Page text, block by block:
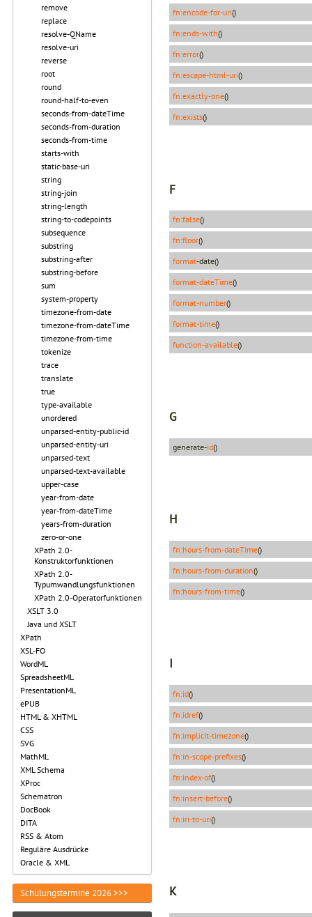
remove
replace
resolve-QName
resolve-uri
reverse
root
round
round-half-to-even
seconds-from-dateTime
seconds-from-duration
seconds-from-time
starts-with
static-base-uri
string
string-join
string-length
string-to-codepoints
subsequence
substring
substring-after
substring-before
sum
system-property
timezone-from-date
timezone-from-dateTime
timezone-from-time
tokenize
trace
translate
true
type-available
unordered
unparsed-entity-public-id
unparsed-entity-uri
unparsed-text
unparsed-text-available
upper-case
year-from-date
year-from-dateTime
years-from-duration
zero-or-one
XPath 2.0-
Konstruktorfunktionen
XPath 2.0-
Typumwandlungsfunktionen
XPath 2.0-Operatorfunktionen
XSLT 3.0
Java und XSLT
XPath
XSL-FO
WordML
SpreadsheetML
PresentationML
ePUB
HTML & XHTML
CSS
SVG
MathML
XML Schema
XProc
Schematron
DocBook
DITA
RSS & Atom
Reguläre Ausdrücke
Oracle & XML
Schulungstermine 2026 >>>
fn:encode-for-uri()
fn:ends-with()
fn:error()
fn:escape-html-uri()
fn:exactly-one()
fn:exists()
F
fn:false()
fn:floor()
format-date()
format-dateTime()
format-number()
format-time()
function-available()
G
generate-id()
H
fn:hours-from-dateTime()
fn:hours-from-duration()
fn:hours-from-time()
I
fn:id()
fn:idref()
fn:implicit-timezone()
fn:in-scope-prefixes()
fn:index-of()
fn:insert-before()
fn:iri-to-uri()
K